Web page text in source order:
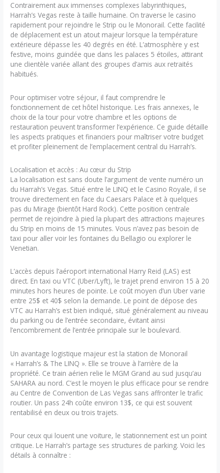
Contrairement aux immenses complexes labyrinthiques,
Harrah’s Vegas reste à taille humaine. On traverse le casino
rapidement pour rejoindre le Strip ou le Monorail. Cette facilité
de déplacement est un atout majeur lorsque la température
extérieure dépasse les 40 degrés en été. L’atmosphère y est
festive, moins guindée que dans les palaces 5 étoiles, attirant
une clientèle variée allant des groupes d’amis aux retraités
habitués.
Pour optimiser votre séjour, il faut comprendre le
fonctionnement de cet hôtel historique. Les frais annexes, le
choix de la tour pour votre chambre et les options de
restauration peuvent transformer l’expérience. Ce guide détaille
les aspects pratiques et financiers pour maîtriser votre budget
et profiter pleinement de l’emplacement central du Harrah’s.
Localisation et accès : Au cœur du Strip
La localisation est sans doute l’argument de vente numéro un
du Harrah’s Vegas. Situé entre le LINQ et le Casino Royale, il se
trouve directement en face du Caesars Palace et à quelques
pas du Mirage (bientôt Hard Rock). Cette position centrale
permet de rejoindre à pied la plupart des attractions majeures
du Strip en moins de 15 minutes. Vous n’avez pas besoin de
taxi pour aller voir les fontaines du Bellagio ou explorer le
Venetian.
L’accès depuis l’aéroport international Harry Reid (LAS) est
direct. En taxi ou VTC (Uber/Lyft), le trajet prend environ 15 à 20
minutes hors heures de pointe. Le coût moyen d’un Uber varie
entre 25$ et 40$ selon la demande. Le point de dépose des
VTC au Harrah’s est bien indiqué, situé généralement au niveau
du parking ou de l’entrée secondaire, évitant ainsi
l’encombrement de l’entrée principale sur le boulevard.
Un avantage logistique majeur est la station de Monorail
« Harrah’s & The LINQ ». Elle se trouve à l’arrière de la
propriété. Ce train aérien relie le MGM Grand au sud jusqu’au
SAHARA au nord. C’est le moyen le plus efficace pour se rendre
au Centre de Convention de Las Vegas sans affronter le trafic
routier. Un pass 24h coûte environ 13$, ce qui est souvent
rentabilisé en deux ou trois trajets.
Pour ceux qui louent une voiture, le stationnement est un point
critique. Le Harrah’s partage ses structures de parking. Voici les
détails à connaître :